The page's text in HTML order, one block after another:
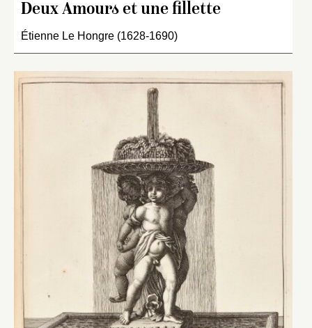
Deux Amours et une fillette
Étienne Le Hongre (1628-1690)